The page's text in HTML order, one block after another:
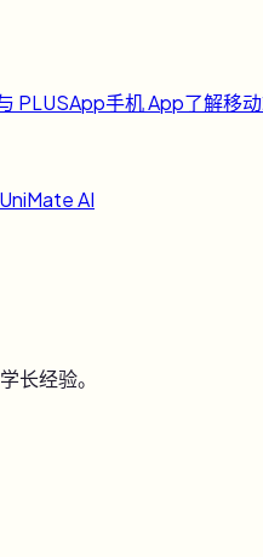
PLUSApp手机 App了解移
AI
长经验。